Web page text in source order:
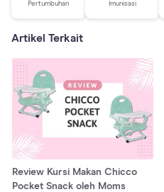
Pertumbuhan Imunisasi
Artikel Terkait
Review Kursi Makan Chicco
Pocket Snack oleh Moms